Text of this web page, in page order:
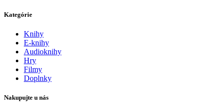
Kategórie
Knihy
E-knihy
Audioknihy
Hry
Filmy
Doplnky
Nakupujte u nás